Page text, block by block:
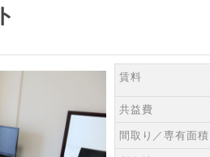
賃料
共益費
間取り／専有面積